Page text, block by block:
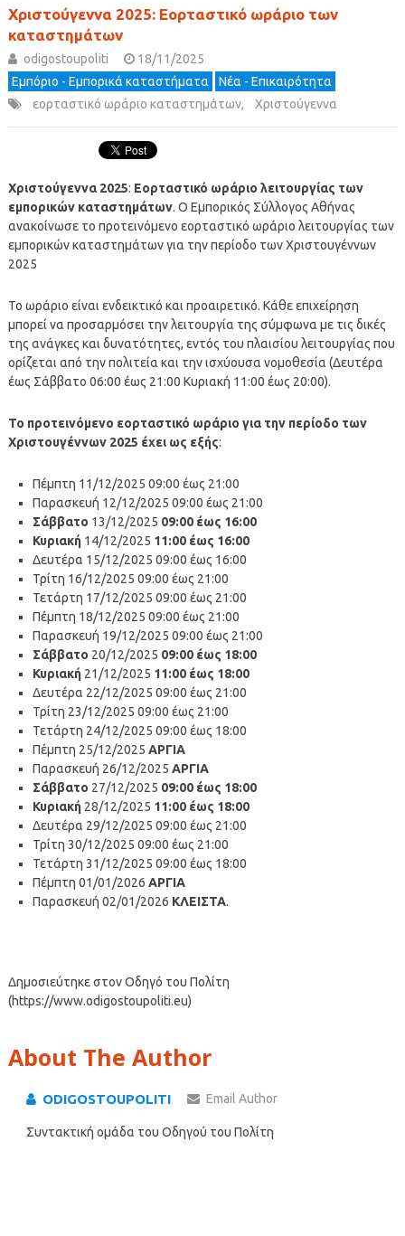
Χριστούγεννα 2025: Εορταστικό ωράριο των
καταστημάτων
odigostoupoliti
18/11/2025
Εμπόριο - Εμπορικά καταστήματα
Νέα - Επικαιρότητα
εορταστικό ωράριο καταστημάτων, Χριστούγεννα
Χριστούγεννα 2025: Εορταστικό ωράριο λειτουργίας των
εμπορικών καταστημάτων. Ο Εμπορικός Σύλλογος Αθήνας
ανακοίνωσε το προτεινόμενο εορταστικό ωράριο λειτουργίας των
εμπορικών καταστημάτων για την περίοδο των Χριστουγέννων
2025
Το ωράριο είναι ενδεικτικό και προαιρετικό. Κάθε επιχείρηση
μπορεί να προσαρμόσει την λειτουργία της σύμφωνα με τις δικές
της ανάγκες και δυνατότητες, εντός του πλαισίου λειτουργίας που
ορίζεται από την πολιτεία και την ισχύουσα νομοθεσία (Δευτέρα
έως Σάββατο 06:00 έως 21:00 Κυριακή 11:00 έως 20:00).
Το προτεινόμενο εορταστικό ωράριο για την περίοδο των
Χριστουγέννων 2025 έχει ως εξής:
Πέμπτη 11/12/2025 09:00 έως 21:00
Παρασκευή 12/12/2025 09:00 έως 21:00
Σάββατο 13/12/2025 09:00 έως 16:00
Κυριακή14/12/2025 11:00 έως 16:00
Δευτέρα 15/12/2025 09:00 έως 16:00
Τρίτη 16/12/2025 09:00 έως 21:00
Τετάρτη 17/12/2025 09:00 έως 21:00
Πέμπτη 18/12/2025 09:00 έως 21:00
Παρασκευή 19/12/2025 09:00 έως 21:00
Σάββατο 20/12/2025 09:00 έως 18:00
Κυριακή21/12/2025 11:00 έως 18:00
Δευτέρα 22/12/2025 09:00 έως 21:00
Τρίτη 23/12/2025 09:00 έως 21:00
Τετάρτη 24/12/2025 09:00 έως 18:00
Πέμπτη 25/12/2025 ΑΡΓΙΑ
Παρασκευή 26/12/2025 ΑΡΓΙΑ
Σάββατο 27/12/2025 09:00 έως 18:00
Κυριακή28/12/2025 11:00 έως 18:00
Δευτέρα 29/12/2025 09:00 έως 21:00
Τρίτη 30/12/2025 09:00 έως 21:00
Τετάρτη 31/12/2025 09:00 έως 18:00
Πέμπτη 01/01/2026 ΑΡΓΙΑ
Παρασκευή 02/01/2026 ΚΛΕΙΣΤΑ.
Δημοσιεύτηκε στον Οδηγό του Πολίτη
(https://www.odigostoupoliti.eu)
About The Author
ODIGOSTOUPOLITI Email Author
Συντακτική ομάδα του Οδηγού του Πολίτη